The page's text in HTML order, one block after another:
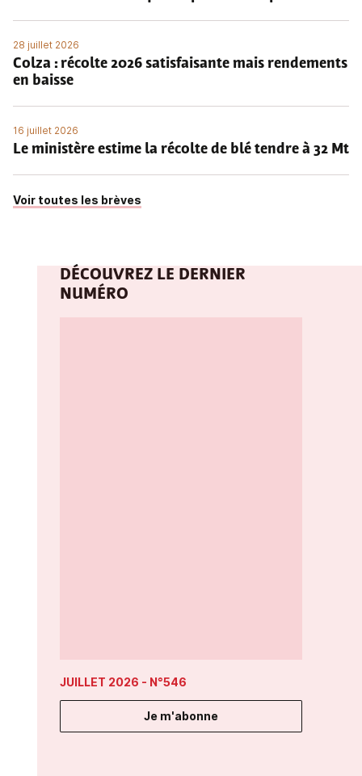
28 juillet 2026
Colza : récolte 2026 satisfaisante mais rendements
en baisse
16 juillet 2026
Le ministère estime la récolte de blé tendre à 32 Mt
Voir toutes les brèves
DÉCOUVREZ LE DERNIER
NUMÉRO
JUILLET 2026 - N°546
Je m'abonne